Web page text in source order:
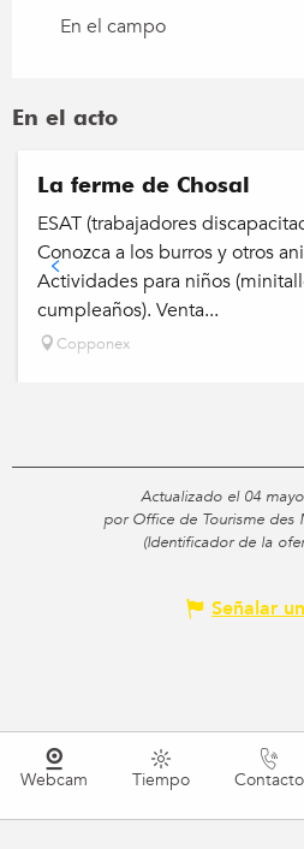
En el campo
En el acto
La ferme de Chosal
ESAT (trabajadores
Conozca a los burros y otros
Actividades para niños
cumpleaños). Venta...
Copponex
Actualizado el 04
por Office de Tourisme des
(Identificador de la
Señalar
Webcam Tiempo Contacto